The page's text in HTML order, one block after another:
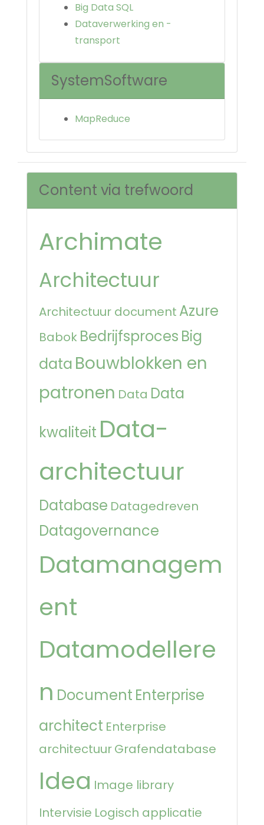
Big Data SQL
Dataverwerking en -
transport
SystemSoftware
MapReduce
Content via trefwoord
Archimate
Architectuur
Architectuur document Azure
Babok Bedrijfsproces Big
data Bouwblokken en
patronen Data Data
kwaliteit Data-
architectuur
Database Datagedreven
Datagovernance
Datamanagem
ent
Datamodellere
n Document Enterprise
architect Enterprise
architectuurGrafendatabase
Idea Image library
Intervisie Logisch applicatie